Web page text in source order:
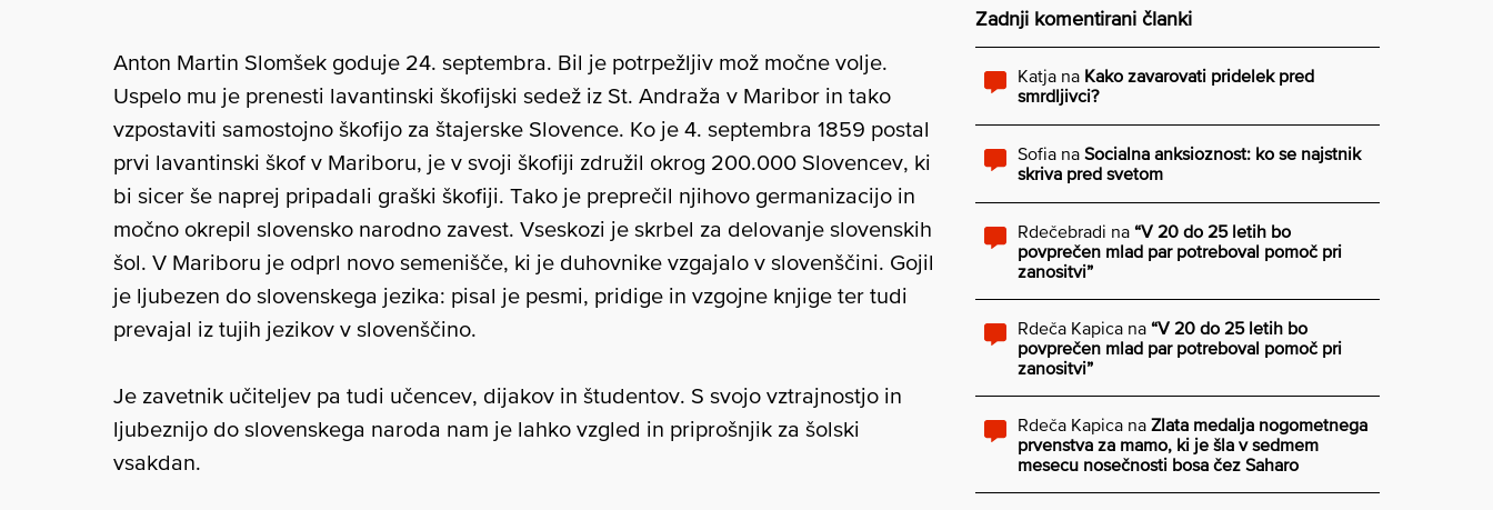
Anton Martin Slomšek goduje 24. septembra. Bil je potrpežljiv mož močne volje.
Uspelo mu je prenesti lavantinski škofijski sedež iz St. Andraža v Maribor in tako
vzpostaviti samostojno škofijo za štajerske Slovence. Ko je 4. septembra 1859 postal
prvi lavantinski škof v Mariboru, je v svoji škofiji združil okrog 200.000 Slovencev, ki
bi sicer še naprej pripadali graški škofiji. Tako je preprečil njihovo germanizacijo in
močno okrepil slovensko narodno zavest. Vseskozi je skrbel za delovanje slovenskih
šol. V Mariboru je odprl novo semenišče, ki je duhovnike vzgajalo v slovenščini. Gojil
je ljubezen do slovenskega jezika: pisal je pesmi, pridige in vzgojne knjige ter tudi
prevajal iz tujih jezikov v slovenščino.
Je zavetnik učiteljev pa tudi učencev, dijakov in študentov. S svojo vztrajnostjo in
ljubeznijo do slovenskega naroda nam je lahko vzgled in priprošnjik za šolski
vsakdan.
Zadnji komentirani članki
Katja na Kako zavarovati pridelek pred
smrdljivci?
Sofia na Socialna anksioznost: ko se najstnik
skriva pred svetom
Rdečebradi na “V 20 do 25 letih bo
povprečen mlad par potreboval pomoč pri
zanositvi”
Rdeča Kapica na “V 20 do 25 letih bo
povprečen mlad par potreboval pomoč pri
zanositvi”
Rdeča Kapica na Zlata medalja nogometnega
prvenstva za mamo, ki je šla v sedmem
mesecu nosečnosti bosa čez Saharo